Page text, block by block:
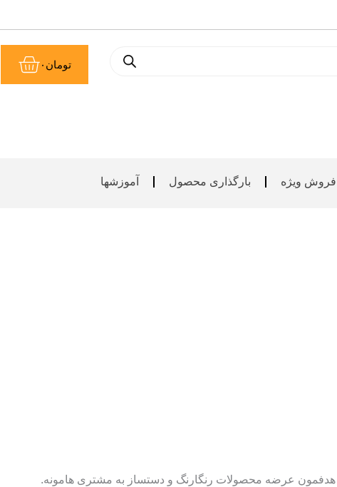
تومان ۰سبد
خرید
فروش ویژه بارگذاری محصول آموزشها
و هدفمون عرضه محصولات رنگارنگ و دستساز به مشتری هامونه.